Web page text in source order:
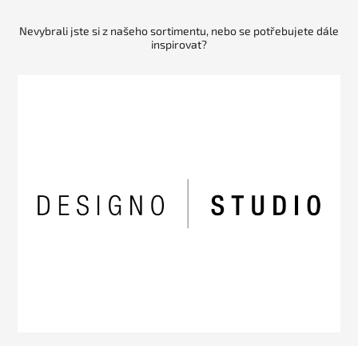
Nevybrali jste si z našeho sortimentu, nebo se potřebujete dále
inspirovat?